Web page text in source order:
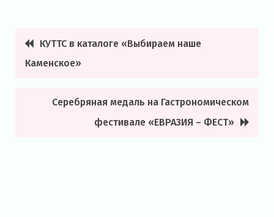
Навигация
по
КУТТС в каталоге «Выбираем наше
Каменское»
Серебряная медаль на Гастрономическом
фестивале «ЕВРАЗИЯ – ФЕСТ»